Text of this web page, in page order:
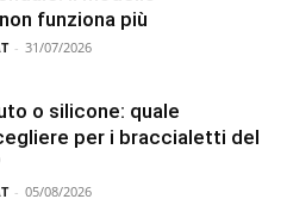
funziona più
- 31/07/2026
o silicone: quale
per i braccialetti del
- 05/08/2026